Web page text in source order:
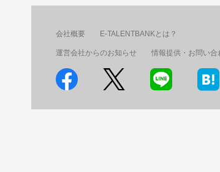
会社概要 E-TALENTBANKとは？
運営会社からのお知らせ 情報提供・お問い合